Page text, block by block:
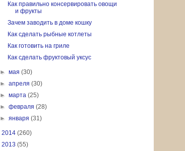
Как правильно консервировать овощи
и фрукты
Зачем заводить в доме кошку
Как сделать рыбные котлеты
Как готовить на гриле
Как сделать фруктовый уксус
►мая(30)
►апреля(30)
►марта(25)
►февраля(28)
►января(31)
2014 (260)
2013 (55)